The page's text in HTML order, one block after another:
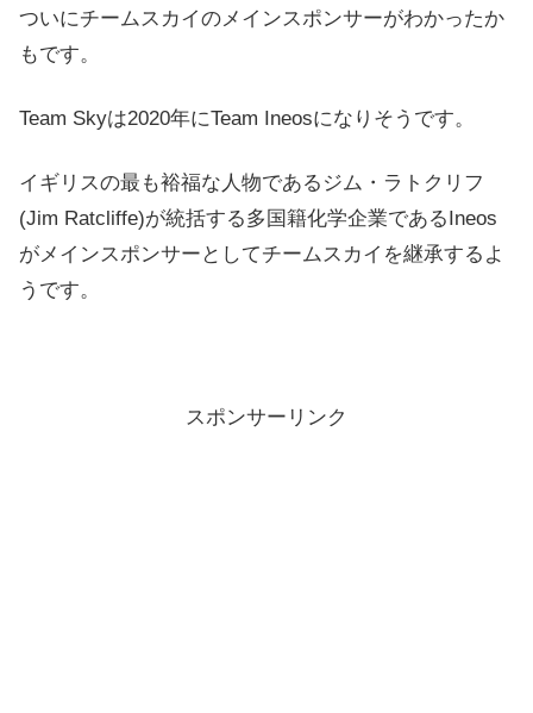
ついにチームスカイのメインスポンサーがわかったか
もです。
Team Skyは2020年にTeam Ineosになりそうです。
イギリスの最も裕福な人物であるジム・ラトクリフ
(Jim Ratcliffe)が統括する多国籍化学企業であるIneos
がメインスポンサーとしてチームスカイを継承するよ
うです。
スポンサーリンク